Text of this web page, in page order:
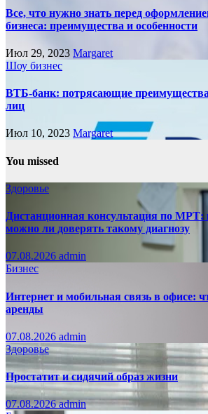
Все, что нужно знать перед
бизнеса: преимущества и особенности
Июл 29, 2023 Margaret
Шоу бизнес
ВТБ-банк: потрясающие
лиц
Июл 10, 2023 Margaret
You missed
Здоровье
Дистанционная консультация по МРТ:
можно ли доверять такому диагнозу
07.08.2026 admin
Бизнес
Интернет и мобильная связь в офисе:
аренды
07.08.2026 admin
Здоровье
Простатит и сидячий образ жизни
07.08.2026admin